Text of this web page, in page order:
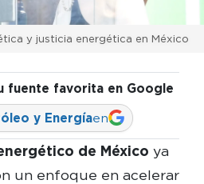
y justicia energética en México
fuente favorita en Google
y Energíaen
de México ya
un enfoque en acelerar